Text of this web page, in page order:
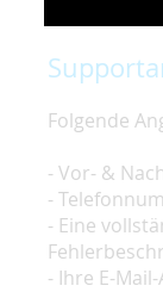
Folgende
- Vor- &
-
- Eine
- Ihre E-